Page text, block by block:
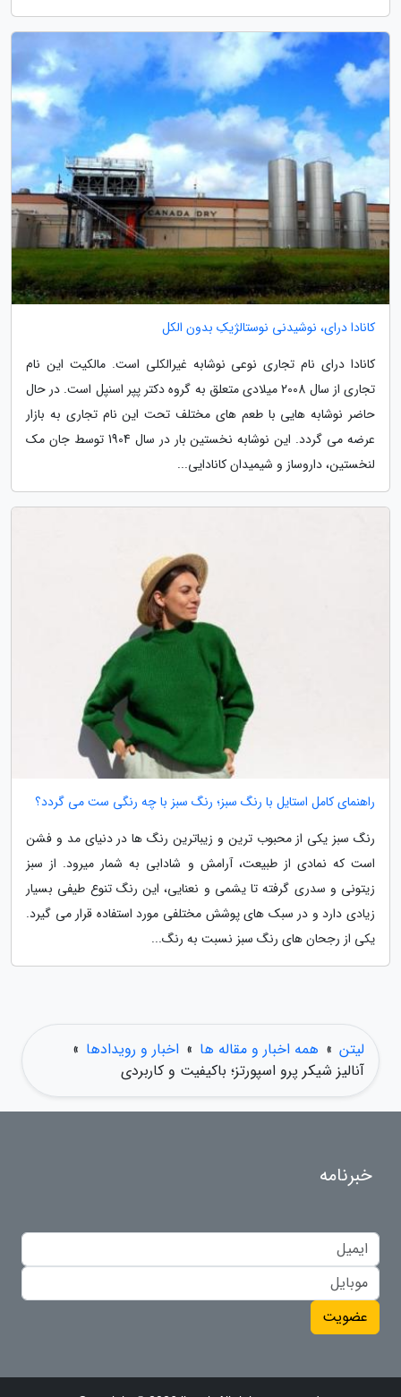
کانادا درای، نوشیدنی نوستالژیکِ بدون الکل
کانادا درای نام تجاری نوعی نوشابه غیرالکلی است. مالکیت این نام
تجاری از سال 2008 میلادی متعلق به گروه دکتر پپر اسنپل است. در حال
حاضر نوشابه هایی با طعم های مختلف تحت این نام تجاری به بازار
عرضه می گردد. این نوشابه نخستین بار در سال 1904 توسط جان مک
لنخستین، داروساز و شیمیدان کانادایی...
راهنمای کامل استایل با رنگ سبز؛ رنگ سبز با چه رنگی ست می گردد؟
رنگ سبز یکی از محبوب ترین و زیباترین رنگ ها در دنیای مد و فشن
است که نمادی از طبیعت، آرامش و شادابی به شمار میرود. از سبز
زیتونی و سدری گرفته تا یشمی و نعنایی، این رنگ تنوع طیفی بسیار
زیادی دارد و در سبک های پوشش مختلفی مورد استفاده قرار می گیرد.
یکی از رجحان های رنگ سبز نسبت به رنگ...
لیتن » همه اخبار و مقاله ها » اخبار و رویدادها »
آنالیز شیکر پرو اسپورتز؛ باکیفیت و کاربردی
خبرنامه
عضویت